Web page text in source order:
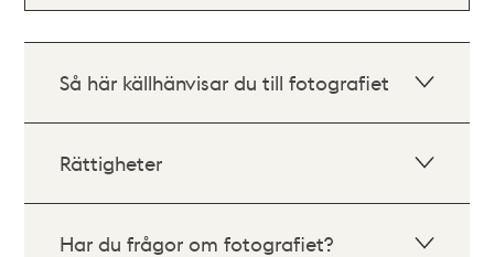
Så här källhänvisar du till fotografiet
Rättigheter
Har du frågor om fotografiet?